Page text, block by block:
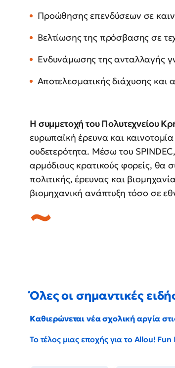
Προώθησης επενδύσεων σε
Βελτίωσης της πρόσβασης σε
Ενδυνάμωσης της ανταλλαγής
Αποτελεσματικής διάχυσης και
Η συμμετοχή του Πολυτεχνείου
ευρωπαϊκή έρευνα και
ουδετερότητα. Μέσω του
αρμόδιους κρατικούς φορείς, θα
πολιτικής, έρευνας και
βιομηχανική ανάπτυξη τόσο σε
Όλες οι σημαντικές
Καθιερώνεται νέα σχολική αργία
Το τέλος μιας εποχής για το Allou!